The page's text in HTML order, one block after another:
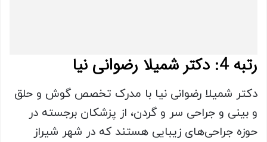
رتبه 4: دکتر شمیلا رضوانی نیا
دکتر شمیلا رضوانی نیا با مدرک تخصص گوش و حلق
و بینی و جراحی سر و گردن، از پزشکان برجسته در
حوزه جراحی‌های زیبایی هستند که در شهر شیراز